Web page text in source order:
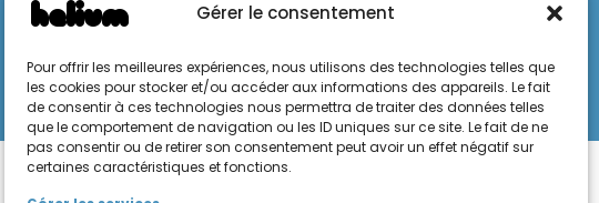
Gérer le consentement
Pour offrir les meilleures expériences, nous utilisons des technologies telles que
les cookies pour stocker et/ou accéder aux informations des appareils. Le fait
de consentir à ces technologies nous permettra de traiter des données telles
que le comportement de navigation ou les ID uniques sur ce site. Le fait de ne
pas consentir ou de retirer son consentement peut avoir un effet négatif sur
certaines caractéristiques et fonctions.
Politique de confidentialité Conditions générales de vente et d'utilisation